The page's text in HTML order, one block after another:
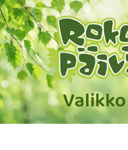
Skip
to
content
Valikko
ETUSIVU